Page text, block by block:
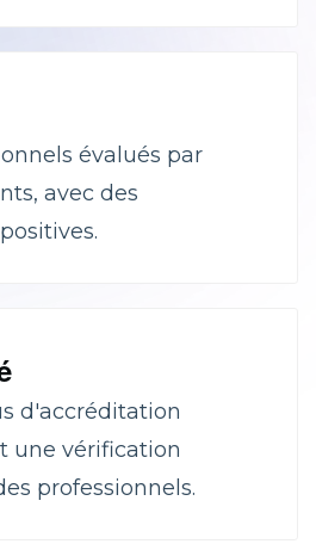
évalués par
avec des
d'accréditation
une vérification
professionnels.